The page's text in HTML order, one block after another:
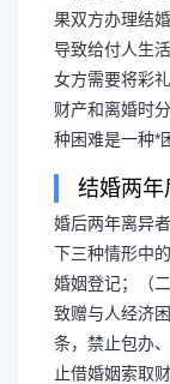
果双方办理结
导致给付人生
女方需要将彩
财产和离婚时
种困难是一种*
结婚两年
婚后两年离异
下三种情形中
婚姻登记；（
致赠与人经济
条，禁止包办
止借婚姻索取